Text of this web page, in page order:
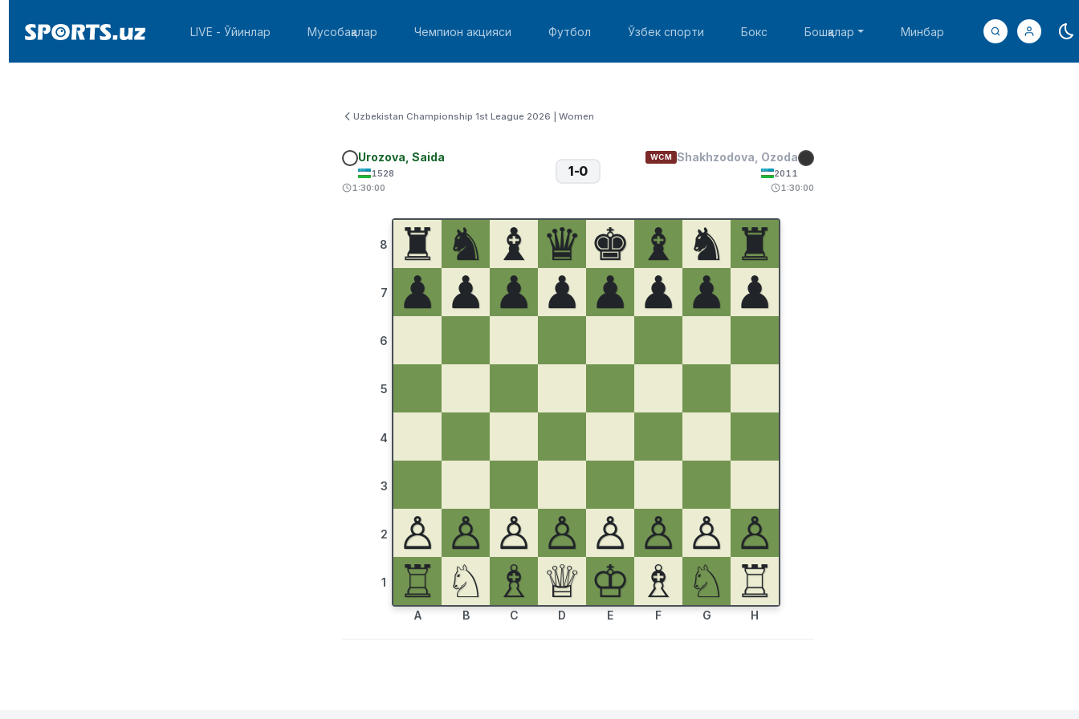
LIVE - Ўйинлар Мусобақалар Чемпион акцияси Футбол Ўзбек спорти Бокс Бошқалар Минбар
Uzbekistan Championship 1st League 2026 | Women
Urozova, Saida
1528
1:30:00
1-0
WCM Shakhzodova, Ozoda
2011
1:30:00
8
7
6
5
4
3
2
1
♜ ♞ ♝ ♛ ♚ ♝ ♞ ♜
♟ ♟ ♟ ♟ ♟ ♟ ♟ ♟
♙ ♙ ♙ ♙ ♙ ♙ ♙ ♙
♖ ♘ ♗ ♕ ♔ ♗ ♘ ♖
A B C D E F G H